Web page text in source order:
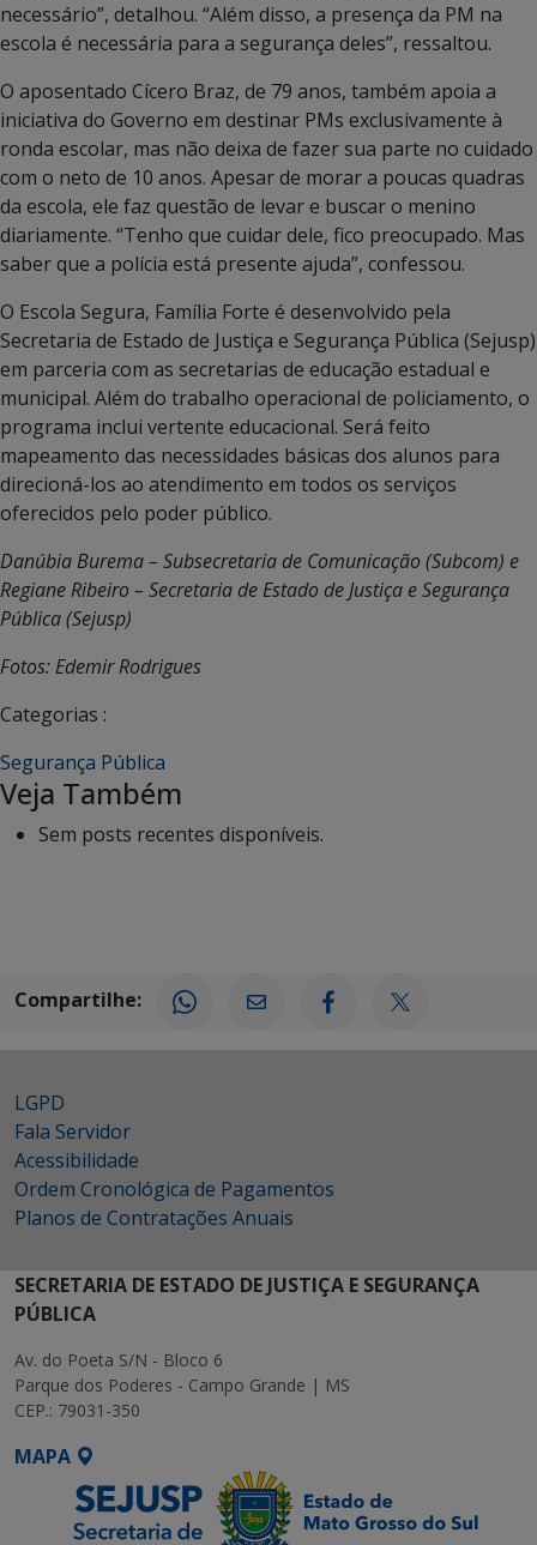
necessário”, detalhou. “Além disso, a presença da PM na
escola é necessária para a segurança deles”, ressaltou.
O aposentado Cícero Braz, de 79 anos, também apoia a
iniciativa do Governo em destinar PMs exclusivamente à
ronda escolar, mas não deixa de fazer sua parte no cuidado
com o neto de 10 anos. Apesar de morar a poucas quadras
da escola, ele faz questão de levar e buscar o menino
diariamente. “Tenho que cuidar dele, fico preocupado. Mas
saber que a polícia está presente ajuda”, confessou.
O Escola Segura, Família Forte é desenvolvido pela
Secretaria de Estado de Justiça e Segurança Pública (Sejusp)
em parceria com as secretarias de educação estadual e
municipal. Além do trabalho operacional de policiamento, o
programa inclui vertente educacional. Será feito
mapeamento das necessidades básicas dos alunos para
direcioná-los ao atendimento em todos os serviços
oferecidos pelo poder público.
Danúbia Burema – Subsecretaria de Comunicação (Subcom) e
Regiane Ribeiro – Secretaria de Estado de Justiça e Segurança
Pública (Sejusp)
Fotos: Edemir Rodrigues
Categorias :
Segurança Pública
Veja Também
Sem posts recentes disponíveis.
Compartilhe:
LGPD
Fala Servidor
Acessibilidade
Ordem Cronológica de Pagamentos
Planos de Contratações Anuais
SECRETARIA DE ESTADO DE JUSTIÇA E SEGURANÇA
PÚBLICA
Av. do Poeta S/N - Bloco 6
Parque dos Poderes - Campo Grande | MS
CEP.: 79031-350
MAPA